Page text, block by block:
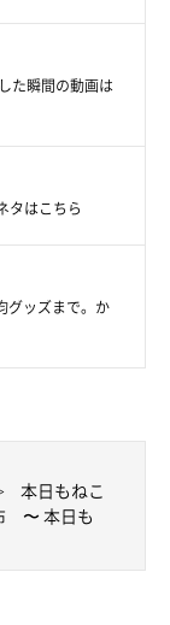
た瞬間の動画は
タはこちら
グッズまで。か
本日もねこ
〜 本日も